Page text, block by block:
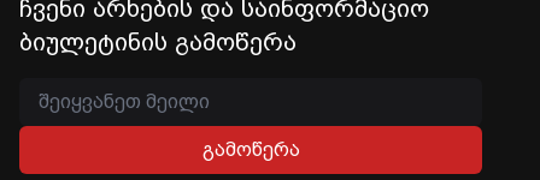
ჩვენი არხების და საინფორმაციო
ბიულეტინის გამოწერა
გამოწერა